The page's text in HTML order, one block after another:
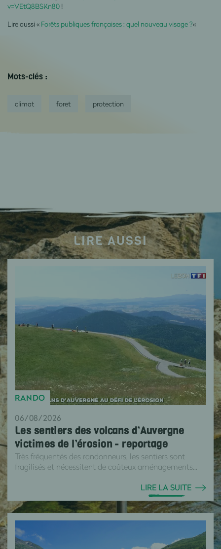
v=VEtQ8BSKn80 !
Lire aussi « Forêts publiques françaises : quel nouveau visage ?«
Mots-clés :
climat foret protection
LIRE AUSSI
RANDO
06/08/2026
Les sentiers des volcans d’Auvergne
victimes de l’érosion - reportage
Très fréquentés des randonneurs, les sentiers sont
fragilisés et nécessitent de coûteux aménagements...
LIRE LA SUITE